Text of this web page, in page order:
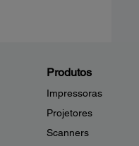
Produtos
Impressoras
Projetores
Scanners